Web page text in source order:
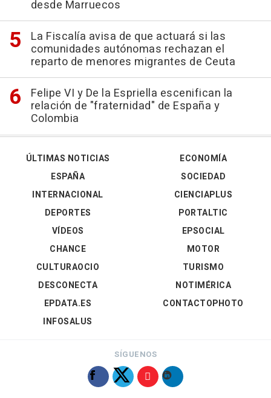
desde Marruecos
La Fiscalía avisa de que actuará si las
comunidades autónomas rechazan el
reparto de menores migrantes de Ceuta
Felipe VI y De la Espriella escenifican la
relación de "fraternidad" de España y
Colombia
ÚLTIMAS NOTICIAS
ESPAÑA
INTERNACIONAL
DEPORTES
VÍDEOS
ECONOMÍA
SOCIEDAD
CIENCIAPLUS
PORTALTIC
EPSOCIAL
CHANCE
CULTURAOCIO
DESCONECTA
EPDATA.ES
INFOSALUS
MOTOR
TURISMO
NOTIMÉRICA
CONTACTOPHOTO
SÍGUENOS